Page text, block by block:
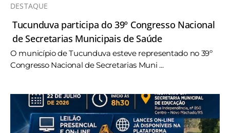
DESTAQUE
Tucunduva participa do 39º Congresso Nacional
de Secretarias Municipais de Saúde
O município de Tucunduva esteve representado no 39º
Congresso Nacional de Secretarias Muni ...